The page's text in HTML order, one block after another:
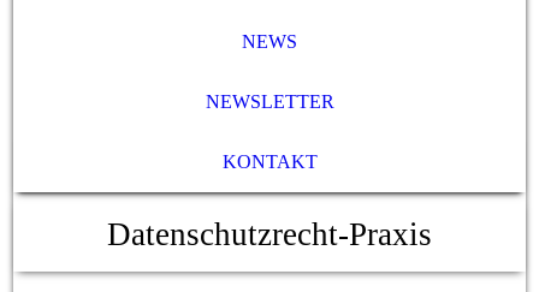
NEWS
NEWSLETTER
KONTAKT
Datenschutzrecht-Praxis